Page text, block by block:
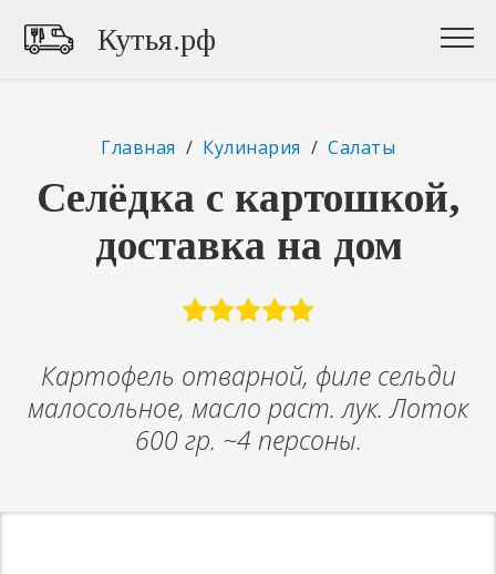
Кутья.рф
Главная / Кулинария / Салаты
Селёдка с картошкой,
доставка на дом
Картофель отварной, филе сельди
малосольное, масло раст. лук. Лоток
600 гр. ~4 персоны.